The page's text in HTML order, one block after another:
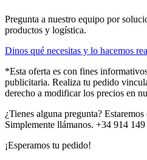
Pregunta a nuestro equipo por
productos y logística.
Dinos qué necesitas y lo hacemos
*Esta oferta es con fines
publicitaria. Realiza tu pedido
derecho a modificar los precios en
¿Tienes alguna pregunta?
Simplemente llámanos. +34 914
¡Esperamos tu pedido!